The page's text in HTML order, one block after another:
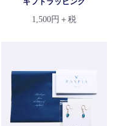
1,500円＋税